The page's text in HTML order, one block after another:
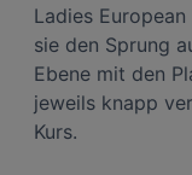
Ladies
sie den Sprung
Ebene mit den
jeweils knapp
Kurs.
Widerspruch gegen die
Interessen einlegen.
jeder Seite unten im
Link zur